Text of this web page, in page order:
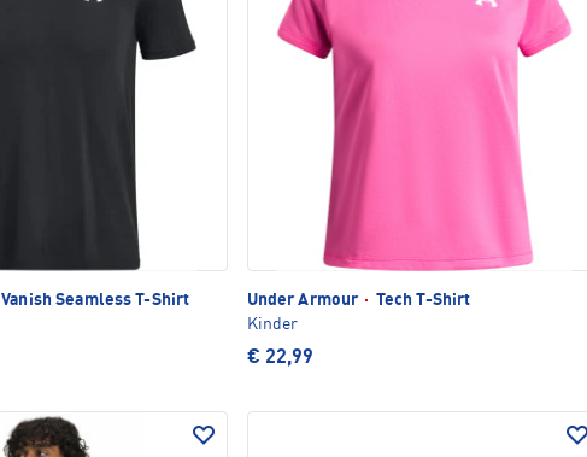
Vanish Seamless T-Shirt
Under Armour · Tech T-Shirt
Kinder
€ 22,99